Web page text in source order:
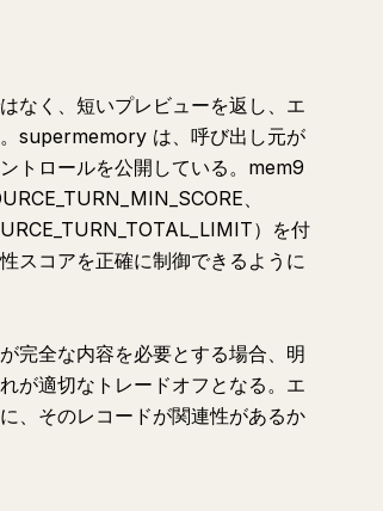
なく、短いプレビューを返し、エ
supermemory は、呼び出し元が
トロールを公開している。mem9
、
）を付
スコアを正確に制御できるように
完全な内容を必要とする場合、明
が適切なトレードオフとなる。エ
、そのレコードが関連性があるか